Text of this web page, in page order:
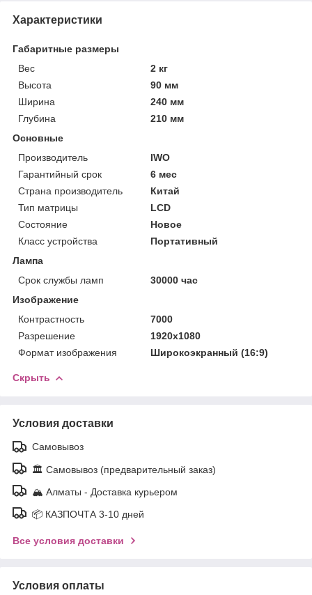
Характеристики
Габаритные размеры
Вес
2 кг
Высота
90 мм
Ширина
240 мм
Глубина
210 мм
Основные
Производитель
IWO
Гарантийный срок
6 мес
Страна производитель
Китай
Тип матрицы
LCD
Состояние
Новое
Класс устройства
Портативный
Лампа
Срок службы ламп
30000 час
Изображение
Контрастность
7000
Разрешение
1920x1080
Формат изображения
Широкоэкранный (16:9)
Скрыть
Условия доставки
Самовывоз
🏛️ Самовывоз (предварительный заказ)
🏔️ Алматы - Доставка курьером
📦 КАЗПОЧТА 3-10 дней
Все условия доставки
Условия оплаты